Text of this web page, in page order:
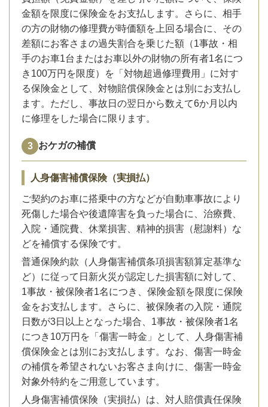
金額を限度に保険金をお支払します。さらに、相手
の方の財物の修理費が時価額を上回る場合に、その
差額にお客さまの過失割合を乗じた額（1事故・相
手のお車1台またはお車以外の財物の所有者1名につ
き100万円を限度）を「対物超過修理費用」に対す
る保険金として、対物賠償保険金とは別にお支払し
ます。ただし、事故日の翌日から数えて6か月以内
に修理をした場合に限ります。
おケガの補償
人身傷害補償保険（実損払）
ご契約のお車に搭乗中の方などが自動車事故により
死傷した場合や後遺障害を負った場合に、治療費、
入院・通院費、休業損害、精神的損害（慰謝料）な
どを補償する保険です。
普通保険約款（人身傷害補償条項損害額算定基準な
ど）に従って日新火災が認定した損害額に対して、
1事故・被保険者1名につき、保険金額を限度に保険
金をお支払します。さらに、被保険者の入院・通院
日数が3日以上となった場合、1事故・被保険者1名
につき10万円を「傷害一時金」として、人身傷害補
償保険金とは別にお支払します。なお、傷害一時金
の補償を希望されないお客さま向けに、傷害一時金
対象外特約をご用意しています。
人身傷害補償保険（実損払）は、対人賠償責任保険